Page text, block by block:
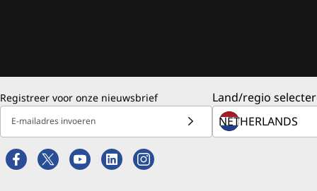
Registreer voor onze nieuwsbrief
E-mailadres invoeren
Land/regio